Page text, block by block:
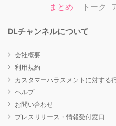
まとめ トーク
DLチャンネルについて
会社概要
利用規約
カスタマーハラスメントに対する
ヘルプ
お問い合わせ
プレスリリース・情報受付窓口